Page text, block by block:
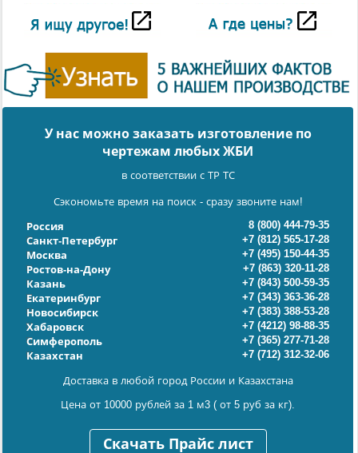
У нас можно заказать изготовление по
чертежам любых ЖБИ
в соответствии с ТР ТС
Сэкономьте время на поиск - сразу звоните нам!
Россия
8 (800) 444-79-35
Санкт-Петербург
+7 (812) 565-17-28
Москва
+7 (495) 150-44-35
Ростов-на-Дону
+7 (863) 320-11-28
Казань
+7 (843) 500-59-35
Екатеринбург
+7 (343) 363-36-28
Новосибирск
+7 (383) 388-53-28
Хабаровск
+7 (4212) 98-88-35
Симферополь
+7 (365) 277-71-28
Казахстан
+7 (712) 312-32-06
Доставка в любой город России и Казахстана
Цена от 10000 рублей за 1 м3 ( от 5 руб за кг).
Скачать Прайс лист